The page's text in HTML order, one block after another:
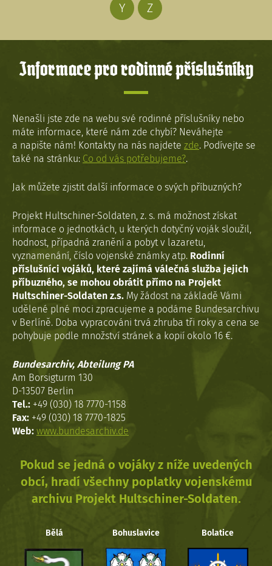
Y
Z
Informace pro rodinné příslušníky
Nenašli jste zde na webu své rodinné příslušníky nebo
máte informace, které nám zde chybí? Neváhejte
a napište nám! Kontakty na nás najdete zde. Podívejte se
také na stránku: Co od vás potřebujeme?.
Jak můžete zjistit další informace o svých příbuzných?
Projekt Hultschiner-Soldaten, z. s. má možnost získat
informace o jednotkách, u kterých dotyčný voják sloužil,
hodnost, případná zranění a pobyt v lazaretu,
vyznamenání, číslo vojenské známky atp. Rodinní
příslušníci vojáků, které zajímá válečná služba jejich
příbuzného, se mohou obrátit přímo na Projekt
Hultschiner-Soldaten z.s. My žádost na základě Vámi
udělené plné moci zpracujeme a podáme Bundesarchivu
v Berlíně. Doba vypracováni trvá zhruba tři roky a cena se
pohybuje podle množství stránek a kopií okolo 16 €.
Bundesarchiv, Abteilung PA
Am Borsigturm 130
D-13507 Berlin
Tel.: +49 (030) 18 7770-1158
Fax: +49 (030) 18 7770-1825
Web: www.bundesarchiv.de
Pokud se jedná o vojáky z níže uvedených
obcí, hradí všechny poplatky vojenskému
archivu Projekt Hultschiner-Soldaten.
Bělá Bohuslavice Bolatice